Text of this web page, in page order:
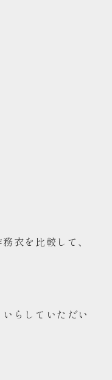
衣を比較して、
らしていただい